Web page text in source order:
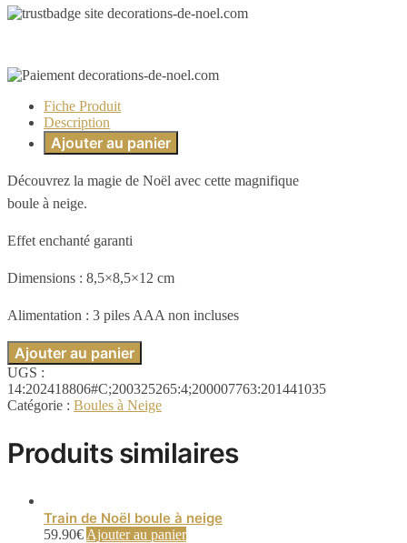
Fiche Produit
Description
Ajouter au panier
Découvrez la magie de Noël avec cette magnifique
boule à neige.
Effet enchanté garanti
Dimensions : 8,5×8,5×12 cm
Alimentation : 3 piles AAA non incluses
Ajouter au panier
UGS :
14:202418806#C;200325265:4;200007763:201441035
Catégorie : Boules à Neige
Produits similaires
Train de Noël boule à neige
59.90€ Ajouter au panier